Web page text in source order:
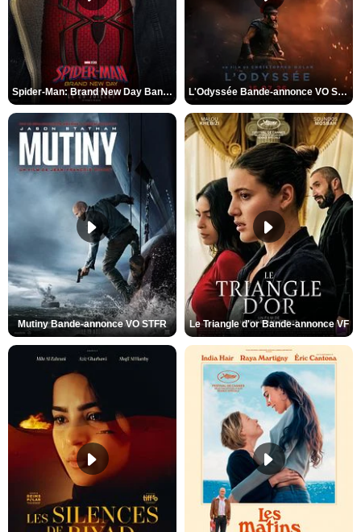
Spider-Man: Brand New Day Bande-annonce VO STFR L'Odyssée Bande-annonce VO STFR
Mutiny Bande-annonce VO STFR Le Triangle d'or Bande-annonce VF